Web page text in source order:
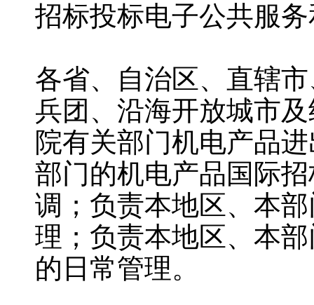
招标投标电子公共服
各省、自治区、直辖
兵团、沿海开放城市
院有关部门机电产品
部门的机电产品国际
调；负责本地区、本
理；负责本地区、本
的日常管理。